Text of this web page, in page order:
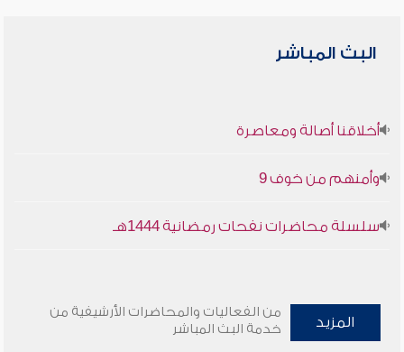
البث المباشر
أخلاقنا أصالة ومعاصرة
وأمنهم من خوف 9
سلسلة محاضرات نفحات رمضانية 1444هـ
المزيد
من الفعاليات والمحاضرات الأرشيفية من
خدمة البث المباشر